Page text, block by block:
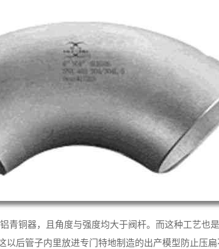
青铜器，且角度与强度均大于阀杆。而这种工艺也
后管子内里放进专门特地制造的出产模型防止压扁